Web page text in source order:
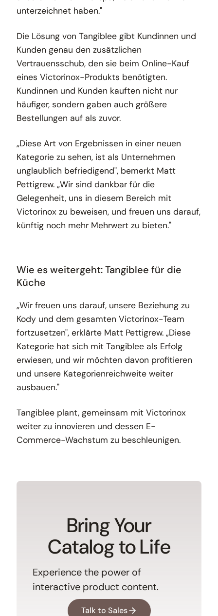
unterzeichnet haben."
Die Lösung von Tangiblee gibt Kundinnen und
Kunden genau den zusätzlichen
Vertrauensschub, den sie beim Online-Kauf
eines Victorinox-Produkts benötigten.
Kundinnen und Kunden kauften nicht nur
häufiger, sondern gaben auch größere
Bestellungen auf als zuvor.
„Diese Art von Ergebnissen in einer neuen
Kategorie zu sehen, ist als Unternehmen
unglaublich befriedigend", bemerkt Matt
Pettigrew. „Wir sind dankbar für die
Gelegenheit, uns in diesem Bereich mit
Victorinox zu beweisen, und freuen uns darauf,
künftig noch mehr Mehrwert zu bieten."
Wie es weitergeht: Tangiblee für die
Küche
„Wir freuen uns darauf, unsere Beziehung zu
Kody und dem gesamten Victorinox-Team
fortzusetzen", erklärte Matt Pettigrew. „Diese
Kategorie hat sich mit Tangiblee als Erfolg
erwiesen, und wir möchten davon profitieren
und unsere Kategorienreichweite weiter
ausbauen."
Tangiblee plant, gemeinsam mit Victorinox
weiter zu innovieren und dessen E-
Commerce-Wachstum zu beschleunigen.
Bring Your
Catalog to Life
Experience the power of
interactive product content.
Talk to Sales